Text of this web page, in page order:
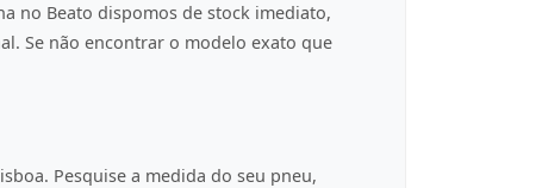
no Beato dispomos de stock imediato,
Se não encontrar o modelo exato que
Pesquise a medida do seu pneu,